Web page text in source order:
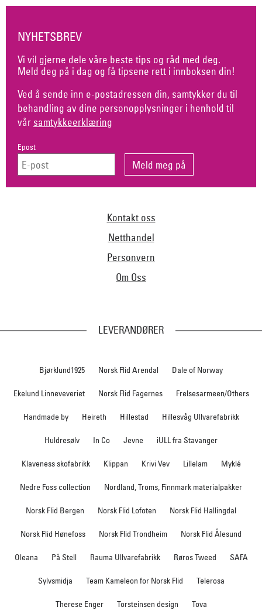
NYHETSBREV
Vi vil gjerne dele våre beste tips og råd med deg.
Meld deg på i dag og få tipsene rett i innboksen din!
Ved å sende inn e-postadressen din, samtykker du til
behandling av dine personopplysninger i henhold til
vår samtykkeerklæring
Epost
Kontakt oss
Netthandel
Personvern
Om Oss
LEVERANDØRER
Bjørklund1925 Norsk Flid Arendal Dale of Norway
Ekelund Linneveveriet Norsk Flid Fagernes Frelsesarmeen/Others
Handmade by Heireth Hillestad Hillesvåg Ullvarefabrikk
Huldresølv In Co Jevne iULL fra Stavanger
Klaveness skofabrikk Klippan Krivi Vev Lillelam Myklé
Nedre Foss collection Nordland, Troms, Finnmark materialpakker
Norsk Flid Bergen Norsk Flid Lofoten Norsk Flid Hallingdal
Norsk Flid Hønefoss Norsk Flid Trondheim Norsk Flid Ålesund
Oleana På Stell Rauma Ullvarefabrikk Røros Tweed SAFA
Sylvsmidja Team Kameleon for Norsk Flid Telerosa
Therese Enger Torsteinsen design Tova